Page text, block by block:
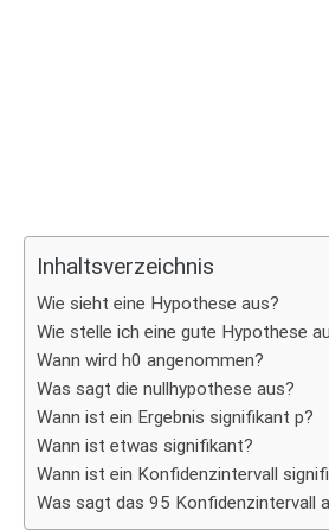
Inhaltsverzeichnis
Wie sieht eine Hypothese aus?
Wie stelle ich eine gute Hypothese
Wann wird h0 angenommen?
Was sagt die nullhypothese aus?
Wann ist ein Ergebnis signifikant p?
Wann ist etwas signifikant?
Wann ist ein Konfidenzintervall
Was sagt das 95 Konfidenzintervall